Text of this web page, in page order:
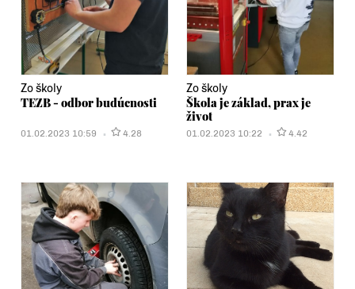
Zo školy
TEZB - odbor budúcnosti
01.02.2023 10:59 4.28
Zo školy
Škola je základ, prax je
život
01.02.2023 10:22 4.42